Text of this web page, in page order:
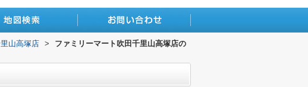
山高塚店 >
ファミリーマート吹田千里山高塚店の